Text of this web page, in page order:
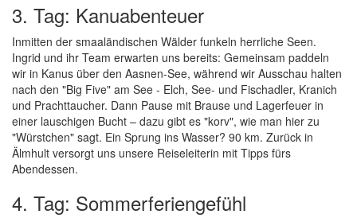
3. Tag: Kanuabenteuer
Inmitten der smaaländischen Wälder funkeln herrliche Seen.
Ingrid und ihr Team erwarten uns bereits: Gemeinsam paddeln
wir in Kanus über den Aasnen-See, während wir Ausschau halten
nach den "Big Five" am See - Elch, See- und Fischadler, Kranich
und Prachttaucher. Dann Pause mit Brause und Lagerfeuer in
einer lauschigen Bucht – dazu gibt es "korv", wie man hier zu
"Würstchen" sagt. Ein Sprung ins Wasser? 90 km. Zurück in
Älmhult versorgt uns unsere Reiseleiterin mit Tipps fürs
Abendessen.
4. Tag: Sommerferiengefühl